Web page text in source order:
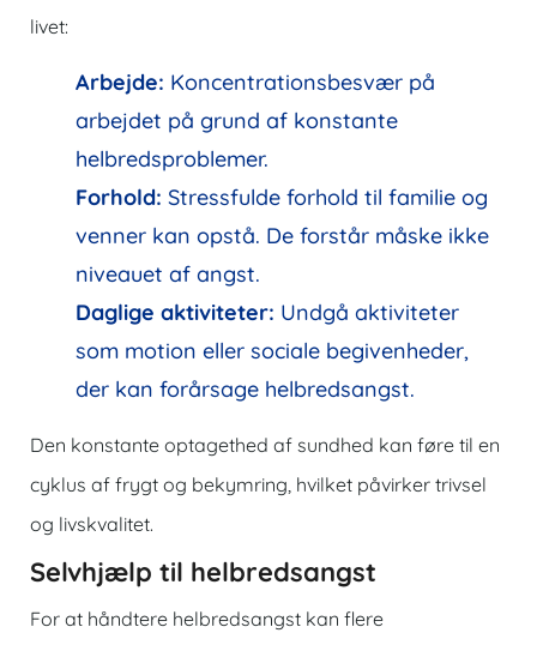
livet:
Arbejde: Koncentrationsbesvær på
arbejdet på grund af konstante
helbredsproblemer.
Forhold: Stressfulde forhold til familie og
venner kan opstå. De forstår måske ikke
niveauet af angst.
Daglige aktiviteter: Undgå aktiviteter
som motion eller sociale begivenheder,
der kan forårsage helbredsangst.
Den konstante optagethed af sundhed kan føre til en
cyklus af frygt og bekymring, hvilket påvirker trivsel
og livskvalitet.
Selvhjælp til helbredsangst
For at håndtere helbredsangst kan flere